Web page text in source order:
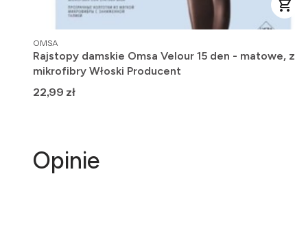
PRODUCENT
OMSA
Rajstopy damskie Omsa Velour 15 den - matowe, z
mikrofibry Włoski Producent
Cena
22,99 zł
Opinie